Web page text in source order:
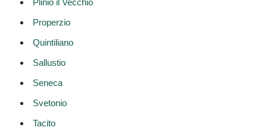
Properzio
Quintiliano
Sallustio
Seneca
Svetonio
Tacito